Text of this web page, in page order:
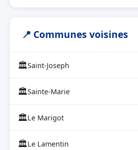
📍 Communes voisines
🏛Saint-Joseph
🏛Sainte-Marie
🏛Le Marigot
🏛Le Lamentin